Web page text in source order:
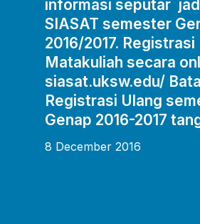
informasi seputar
SIASAT semester
2016/2017. Registrasi
Matakuliah secara
siasat.uksw.edu/
Registrasi Ulang
Genap 2016-2017
8 December 2016